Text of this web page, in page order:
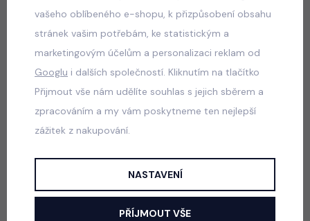
Luxury royal blue dress
skladem
550 Kč
Luxury Smaragd dress - luxusní dívčí šaty
550 Kč
vašeho oblíbeného e-shopu, k přizpůsobení obsahu
stránek vašim potřebám, ke statistickým a
marketingovým účelům a personalizaci reklam od
Googlu i dalších společností. Kliknutím na tlačítko
Přijmout vše nám udělíte souhlas s jejich sběrem a
zpracováním a my vám poskytneme ten nejlepší
zážitek z nakupování.
NASTAVENÍ
PŘÍJMOUT VŠE